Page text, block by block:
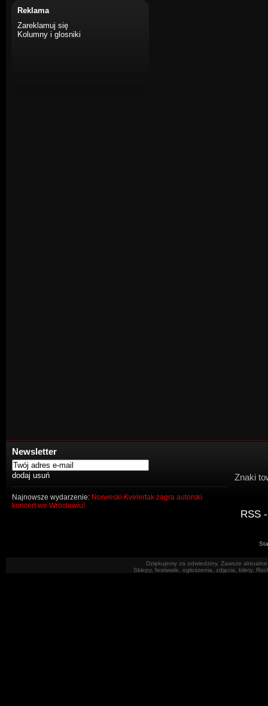
Reklama
Zareklamuj się
Kolumny i glosniki
Newsletter
Najnowsze wydarzenie: Norweski Kvelertak zagra autorski
koncert we Wrocławiu!
Znaki
RSS
Dziękujemy za odwiedziny. Zawsze
Sklepy, festiwale, ogłoszenia, zdjęcia, bilety.